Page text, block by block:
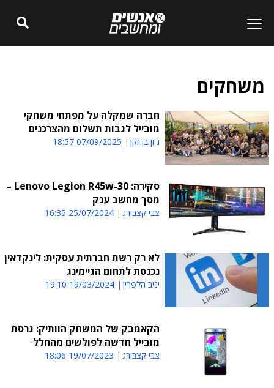
משחקים
חברה שמקלה על מפתחי משחקי
מובייל לגבות תשלום מהצרכנים
ג'ון בן-זקן 07/09/2025 18:57
סקירה: Lenovo Legion R45w-30 –
מסך מחשב ענק
צבי קצבורג 25/07/2024 16:35
לא רק רשת חברתית עסקית: לינקדאין
נכנסת לתחום הגיימינג
יניב הלפרין 19/03/2024 19:10
הקאמבק של המשחק הוותיק: גרסת
מובייל חדשה לפולשים מהחלל
צבי קצבורג 19/07/2023 18:06